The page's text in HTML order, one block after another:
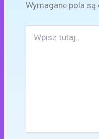
Wymagane pola są
tutaj..